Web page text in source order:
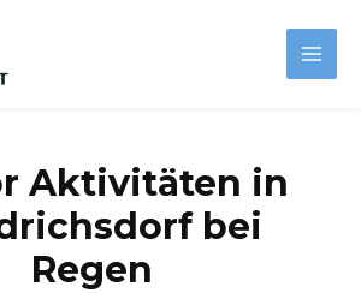
Main
Aktivitäten in
bei
Regen